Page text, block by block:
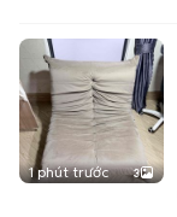
1 phút trước 3